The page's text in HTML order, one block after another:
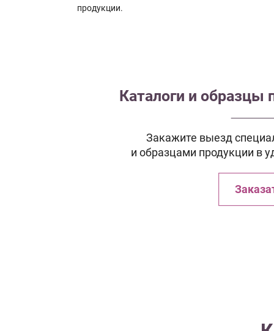
продукции.
Каталоги и образцы
Закажите выезд
и образцами продукции в